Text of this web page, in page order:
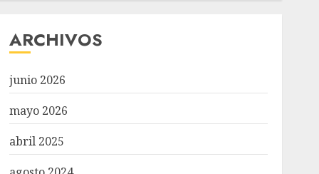
ARCHIVOS
junio 2026
mayo 2026
abril 2025